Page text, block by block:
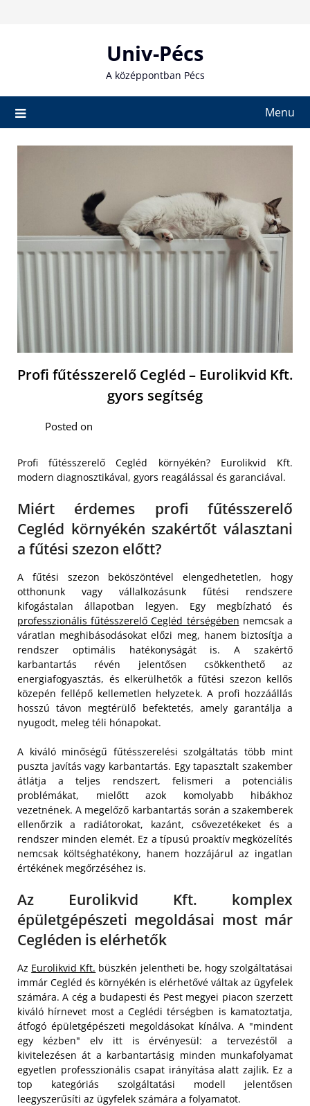
Univ-Pécs
A középpontban Pécs
Menu
Profi fűtésszerelő Cegléd – Eurolikvid Kft.
gyors segítség
Posted on
Profi fűtésszerelő Cegléd környékén? Eurolikvid Kft.
modern diagnosztikával, gyors reagálással és garanciával.
Miért érdemes profi fűtésszerelő
Cegléd környékén szakértőt választani
a fűtési szezon előtt?
A fűtési szezon beköszöntével elengedhetetlen, hogy
otthonunk vagy vállalkozásunk fűtési rendszere
kifogástalan állapotban legyen. Egy megbízható és
professzionális fűtésszerelő Cegléd térségében nemcsak a
váratlan meghibásodásokat előzi meg, hanem biztosítja a
rendszer optimális hatékonyságát is. A szakértő
karbantartás révén jelentősen csökkenthető az
energiafogyasztás, és elkerülhetők a fűtési szezon kellős
közepén fellépő kellemetlen helyzetek. A profi hozzáállás
hosszú távon megtérülő befektetés, amely garantálja a
nyugodt, meleg téli hónapokat.
A kiváló minőségű fűtésszerelési szolgáltatás több mint
puszta javítás vagy karbantartás. Egy tapasztalt szakember
átlátja a teljes rendszert, felismeri a potenciális
problémákat, mielőtt azok komolyabb hibákhoz
vezetnének. A megelőző karbantartás során a szakemberek
ellenőrzik a radiátorokat, kazánt, csővezetékeket és a
rendszer minden elemét. Ez a típusú proaktív megközelítés
nemcsak költséghatékony, hanem hozzájárul az ingatlan
értékének megőrzéséhez is.
Az Eurolikvid Kft. komplex
épületgépészeti megoldásai most már
Cegléden is elérhetők
Az Eurolikvid Kft. büszkén jelentheti be, hogy szolgáltatásai
immár Cegléd és környékén is elérhetővé váltak az ügyfelek
számára. A cég a budapesti és Pest megyei piacon szerzett
kiváló hírnevet most a Ceglédi térségben is kamatoztatja,
átfogó épületgépészeti megoldásokat kínálva. A "mindent
egy kézben" elv itt is érvényesül: a tervezéstől a
kivitelezésen át a karbantartásig minden munkafolyamat
egyetlen professzionális csapat irányítása alatt zajlik. Ez a
top kategóriás szolgáltatási modell jelentősen
leegyszerűsíti az ügyfelek számára a folyamatot.